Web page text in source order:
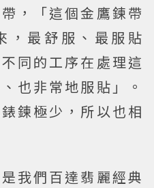
，「這個金鷹鍊帶
，最舒服、最服貼
同的工序在處理這
也非常地服貼」。
鍊極少，所以也相
我們百達翡麗經典